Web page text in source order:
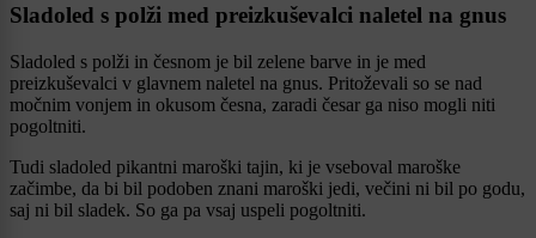
Sladoled s polži med preizkuševalci naletel na gnus
Sladoled s polži in česnom je bil zelene barve in je med
preizkuševalci v glavnem naletel na gnus. Pritoževali so se nad
močnim vonjem in okusom česna, zaradi česar ga niso mogli niti
pogoltniti.
Tudi sladoled pikantni maroški tajin, ki je vseboval maroške
začimbe, da bi bil podoben znani maroški jedi, večini ni bil po godu,
saj ni bil sladek. So ga pa vsaj uspeli pogoltniti.